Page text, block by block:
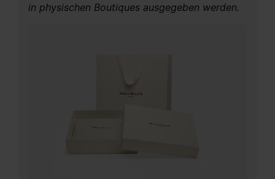
in physischen Boutiques ausgegeben werden.